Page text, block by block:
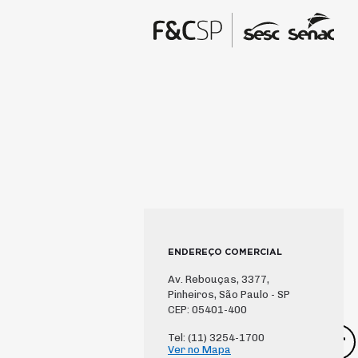
ENDEREÇO COMERCIAL
Av. Rebouças, 3377,
Pinheiros, São Paulo - SP
CEP: 05401-400
Tel: (11) 3254-1700
Ver no Mapa